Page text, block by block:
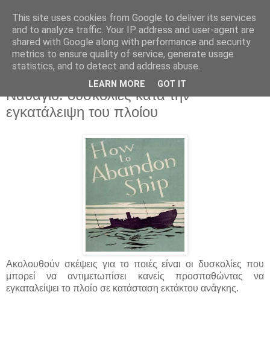
Ναυάγιο: δυσκολίες κατά την
εγκατάλειψη του πλοίου
Ακολουθούν σκέψεις για το ποιές είναι οι δυσκολίες που
μπορεί να αντιμετωπίσει κανείς προσπαθώντας να
εγκαταλείψει το πλοίο σε κατάσταση εκτάκτου ανάγκης.
This site uses cookies from Google to deliver its services
and to analyze traffic. Your IP address and user-agent are
shared with Google along with performance and security
metrics to ensure quality of service, generate usage
statistics, and to detect and address abuse.
LEARN MORE GOT IT